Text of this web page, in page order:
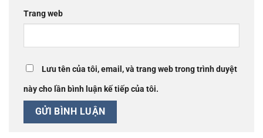
Trang web
Lưu tên của tôi, email, và trang web trong trình duyệt
này cho lần bình luận kế tiếp của tôi.